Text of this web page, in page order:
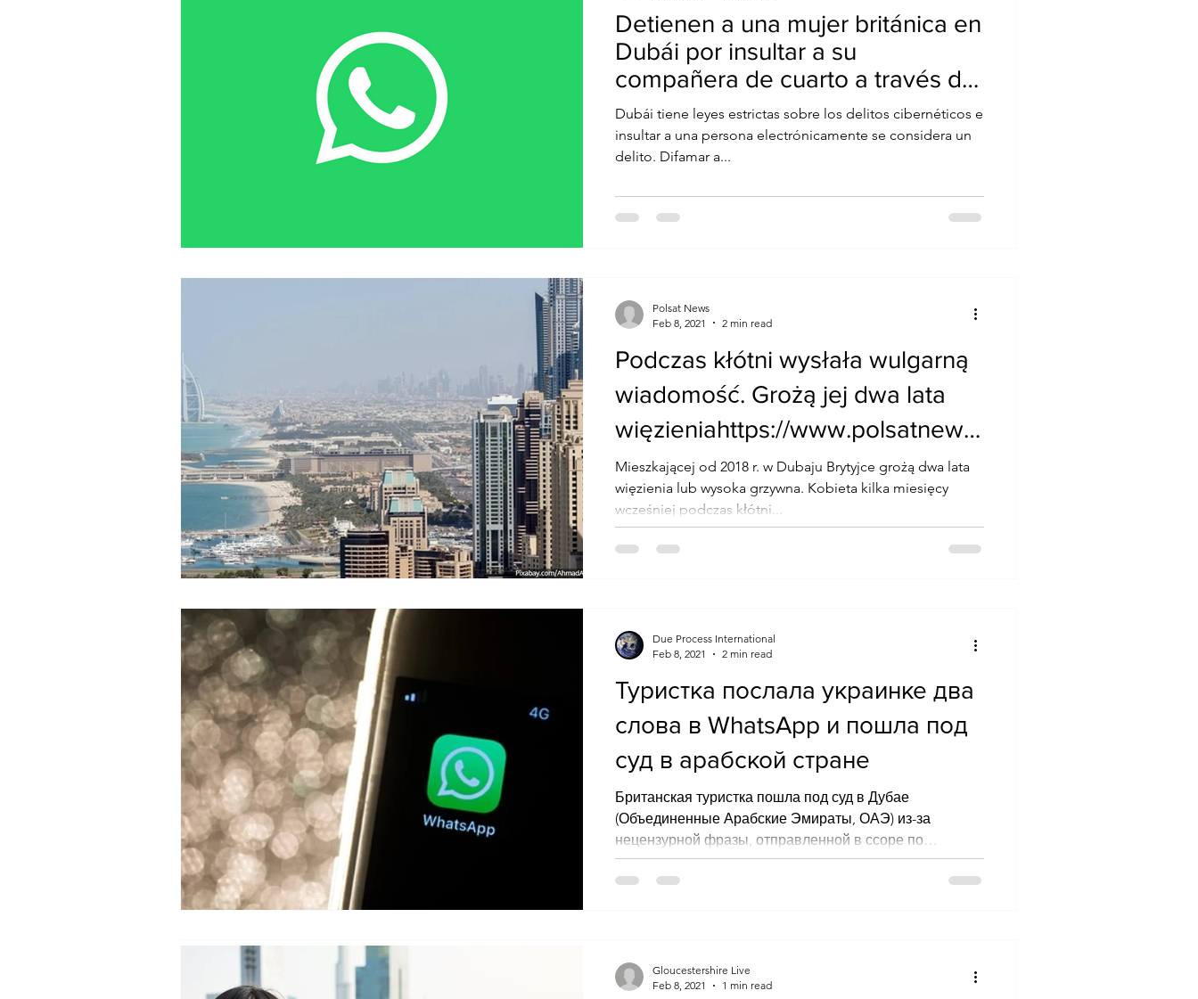
Detienen a una mujer británica en
Dubái por insultar a su
compañera de cuarto a través de
WhatsApp
Dubái tiene leyes estrictas sobre los delitos cibernéticos e
insultar a una persona electrónicamente se considera un
delito. Difamar a...
Podczas kłótni wysłała wulgarną
wiadomość. Grożą jej dwa lata
więzieniahttps://www.polsatnews.
pl/w
Mieszkającej od 2018 r. w Dubaju Brytyjce grożą dwa lata
więzienia lub wysoka grzywna. Kobieta kilka miesięcy
wcześniej podczas kłótni...
Polsat News
Feb 8, 2021
2 min read
Туристка послала украинке два
слова в WhatsApp и пошла под
суд в арабской стране
Британская туристка пошла под суд в Дубае
(Объединенные Арабские Эмираты, ОАЭ) из-за
нецензурной фразы, отправленной в ссоре по
WhatsApp...
Due Process International
Feb 8, 2021
2 min read
Gloucestershire Live
Feb 8, 2021
1 min read